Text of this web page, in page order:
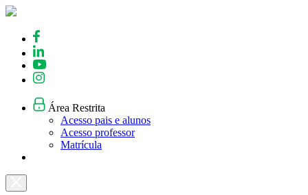
Skip
content
Área Restrita
Acesso pais e alunos
Acesso professor
Matrícula